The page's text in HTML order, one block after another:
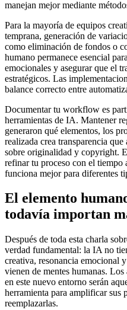
manejan mejor mediante
Para la mayoría de equipos
temprana, generación de
como eliminación de fondos o
humano permanece esencial
emocionales y asegurar que el
estratégicos. Las
balance correcto entre
Documentar tu workflow es
herramientas de IA. Mantener
generaron qué elementos, los
realizada crea transparencia
sobre originalidad y copyright.
refinar tu proceso con el tiempo
funciona mejor para diferentes
El elemento
todavía importan
Después de toda esta charla
verdad fundamental: la IA no
creativa, resonancia emocional
vienen de mentes humanas.
en este nuevo entorno serán
herramienta para amplificar sus
reemplazarlas.